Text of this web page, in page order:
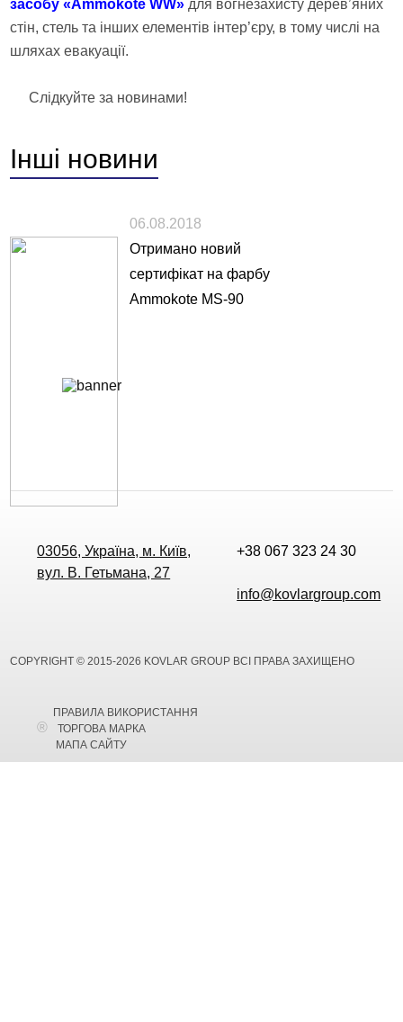
засобу «Ammokote WW» для вогнезахисту дерев’яних
стін, стель та інших елементів інтер’єру, в тому числі на
шляхах евакуації.
Слідкуйте за новинами!
Інші новини
06.08.2018
Отримано новий
сертифікат на фарбу
Ammokote MS-90
03056, Україна, м. Київ,
вул. В. Гетьмана, 27
+38 067 323 24 30
info@kovlargroup.com
COPYRIGHT © 2015-2026 KOVLAR GROUP ВСІ ПРАВА ЗАХИЩЕНО
ПРАВИЛА ВИКОРИСТАННЯ
ТОРГОВА МАРКА
МАПА САЙТУ